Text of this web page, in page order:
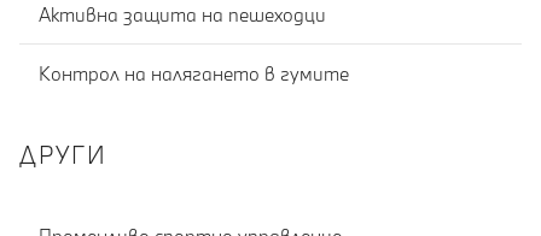
Активна защита на пешеходци
Контрол на налягането в гумите
ДРУГИ